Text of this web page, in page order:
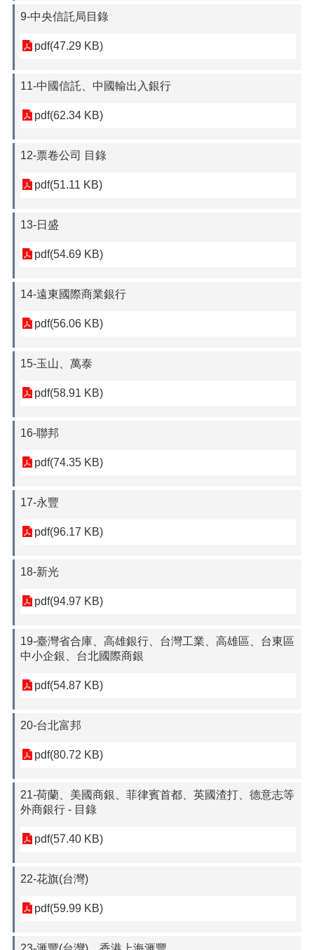
9-中央信託局目錄
pdf(47.29 KB)
11-中國信託、中國輸出入銀行
pdf(62.34 KB)
12-票卷公司 目錄
pdf(51.11 KB)
13-日盛
pdf(54.69 KB)
14-遠東國際商業銀行
pdf(56.06 KB)
15-玉山、萬泰
pdf(58.91 KB)
16-聯邦
pdf(74.35 KB)
17-永豐
pdf(96.17 KB)
18-新光
pdf(94.97 KB)
19-臺灣省合庫、高雄銀行、台灣工業、高雄區、台東區
中小企銀、台北國際商銀
pdf(54.87 KB)
20-台北富邦
pdf(80.72 KB)
21-荷蘭、美國商銀、菲律賓首都、英國渣打、德意志等
外商銀行 - 目錄
pdf(57.40 KB)
22-花旗(台灣)
pdf(59.99 KB)